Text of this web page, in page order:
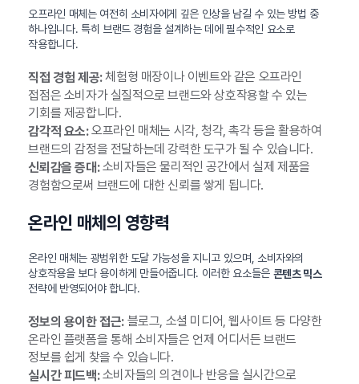
오프라인 매체는 여전히 소비자에게 깊은 인상을 남길 수 있는 방법 중
하나입니다. 특히 브랜드 경험을 설계하는 데에 필수적인 요소로
작용합니다.
직접 경험 제공:체험형 매장이나 이벤트와 같은 오프라인
접점은 소비자가 실질적으로 브랜드와 상호작용할 수 있는
기회를 제공합니다.
감각적 요소:오프라인 매체는 시각, 청각, 촉각 등을 활용하여
브랜드의 감정을 전달하는데 강력한 도구가 될 수 있습니다.
신뢰감을 증대:소비자들은 물리적인 공간에서 실제 제품을
경험함으로써 브랜드에 대한 신뢰를 쌓게 됩니다.
온라인 매체의 영향력
온라인 매체는 광범위한 도달 가능성을 지니고 있으며, 소비자와의
상호작용을 보다 용이하게 만들어줍니다. 이러한 요소들은 콘텐츠 믹스
전략에 반영되어야 합니다.
정보의 용이한 접근:블로그, 소셜 미디어, 웹사이트 등 다양한
온라인 플랫폼을 통해 소비자들은 언제 어디서든 브랜드
정보를 쉽게 찾을 수 있습니다.
실시간 피드백:소비자들의 의견이나 반응을 실시간으로